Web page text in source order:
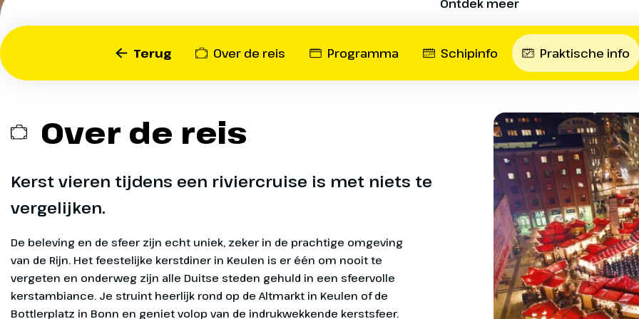
Ontdek meer
Terug Over de reis Programma Schipinfo Praktische info
Over de reis
Kerst vieren tijdens een riviercruise is met niets te
vergelijken.
De beleving en de sfeer zijn echt uniek, zeker in de prachtige omgeving
van de Rijn. Het feestelijke kerstdiner in Keulen is er één om nooit te
vergeten en onderweg zijn alle Duitse steden gehuld in een sfeervolle
kerstambiance. Je struint heerlijk rond op de Altmarkt in Keulen of de
Bottlerplatz in Bonn en geniet volop van de indrukwekkende kerstsfeer.
heerlijk rondstruinen op de kerstmarkten in
feestelijke sfeer.
Dag 1 Arnhem - Rees
Vanaf 16:00 uur ben je welkom aan boord in
Arnhem. Op de loopplank voelt u de kerstsfeer
al. Zodra alle gasten aan boord zijn vertrekken
we richting Rees waar we de eerste nacht
doorbrengen. Aan boord zorgt de muzikant
voor een sfeervol begin van deze feestelijke
reis.
Kerstavond met
Luxe Kerstdiner op
Reserveringskosten
Calamiteitenfonds €
SGR-bijdrage € 5 p.p.
op je
stuurman
Onder de
diverse
natuurlijk
vind je een
sauna,
In alle
toilet,
bergruimte,
bedden,
een bankje.
hebben
ramen op